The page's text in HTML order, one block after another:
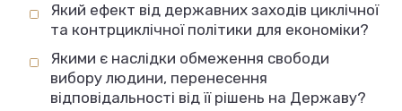
Який ефект від державних заходів циклічної
та контрциклічної політики для економіки?
Якими є наслідки обмеження свободи
вибору людини, перенесення
відповідальності від її рішень на Державу?